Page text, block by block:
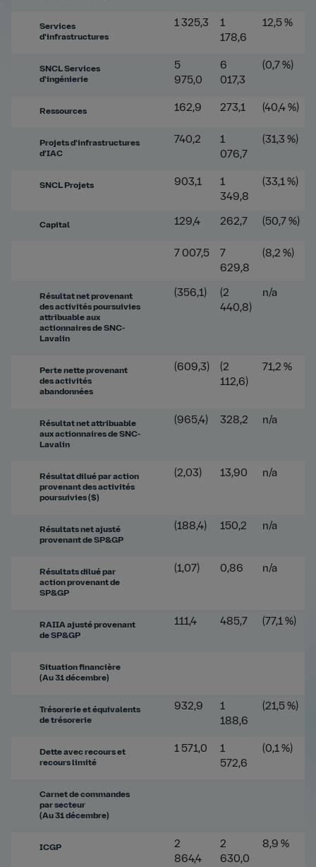
Services
d'infrastructures
1 325,3
1
178,6
12,5 %
SNCL Services
d'ingénierie
5
975,0
6
017,3
(0,7 %)
Ressources 162,9 273,1 (40,4 %)
Projets d'infrastructures
d'IAC
740,2
1
076,7
(31,3 %)
SNCL Projets 903,1
1
349,8
(33,1 %)
Capital 129,4 262,7 (50,7 %)
7 007,5
7
629,8
(8,2 %)
Résultat net provenant
des activités poursuivies
attribuable aux
actionnaires de SNC-
Lavalin
(356,1)
(2
440,8)
n/a
Perte nette provenant
des activités
abandonnées
(609,3)
(2
112,6)
71,2 %
Résultat net attribuable
aux actionnaires de SNC-
Lavalin
(965,4) 328,2 n/a
Résultat dilué par action
provenant des activités
poursuivies ($)
(2,03) 13,90 n/a
Résultats net ajusté
provenant de SP&GP
(188,4) 150,2 n/a
Résultats dilué par
action provenant de
SP&GP
(1,07) 0,86 n/a
RAIIA ajusté provenant
de SP&GP
111,4 485,7 (77,1 %)
Situation financière
(Au 31 décembre)
Trésorerie et équivalents
de trésorerie
932,9
1
188,6
(21,5 %)
Dette avec recours et
recours limité
1 571,0
1
572,6
(0,1 %)
Carnet de commandes
par secteur
(Au 31 décembre)
ICGP
2
864,4
2
630,0
8,9 %